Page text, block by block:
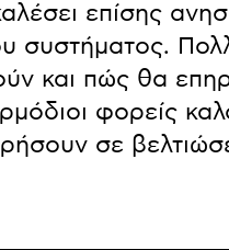
επίσης
συστήματος.
και πώς θα
φορείς
σε